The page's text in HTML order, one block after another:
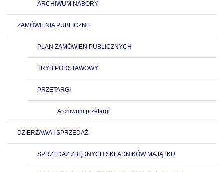
ARCHIWUM NABORY
ZAMÓWIENIA PUBLICZNE
PLAN ZAMÓWIEŃ PUBLICZNYCH
TRYB PODSTAWOWY
PRZETARGI
Archiwum przetargi
DZIERŻAWA I SPRZEDAŻ
SPRZEDAŻ ZBĘDNYCH SKŁADNIKÓW MAJĄTKU